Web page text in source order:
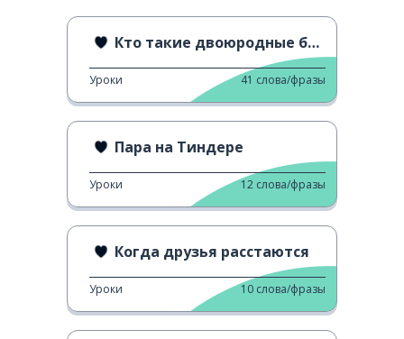
Кто такие двоюродные братья?
Уроки 41 слова/фразы
Пара на Тиндере
Уроки 12 слова/фразы
Когда друзья расстаются
Уроки 10 слова/фразы